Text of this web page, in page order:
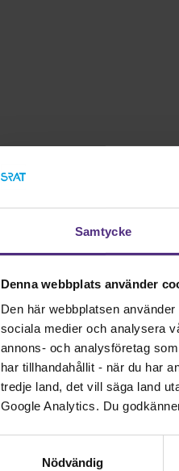
Samtycke
Denna webbplats använder
Den här webbplatsen
sociala medier och analysera
annons- och analysföretag
har tillhandahållit - när du har
tredje land, det vill säga land
Google Analytics. Du
Nödvändig